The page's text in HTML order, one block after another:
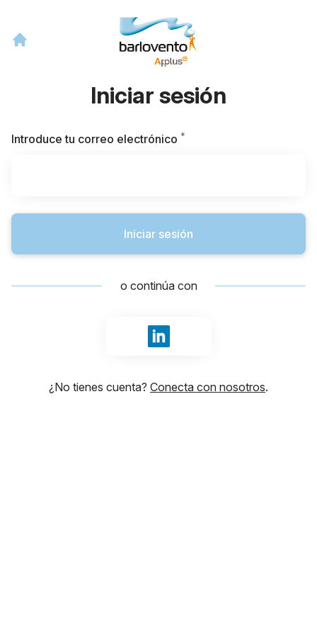
Iniciar sesión
Introduce tu correo electrónico *
Iniciar sesión
o continúa con
Iniciar sesión con LinkedIn
¿No tienes cuenta? Conecta con nosotros.